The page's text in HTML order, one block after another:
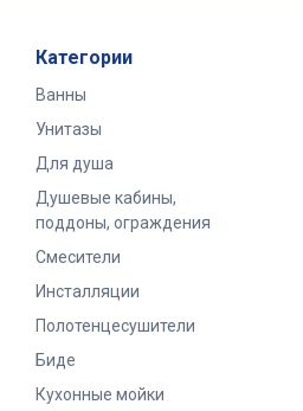
Категории
Ванны
Унитазы
Для душа
Душевые кабины,
поддоны, ограждения
Смесители
Инсталляции
Полотенцесушители
Биде
Кухонные мойки